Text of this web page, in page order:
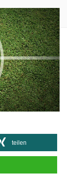
teilen